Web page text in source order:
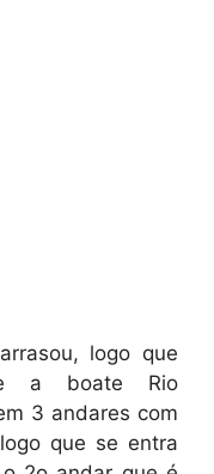
logo que
a boate Rio
3 andares com
que se entra